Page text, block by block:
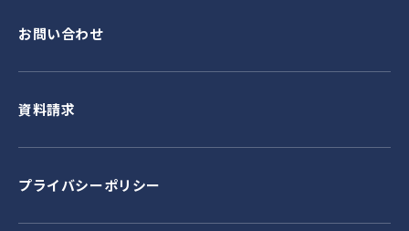
お問い合わせ
資料請求
プライバシーポリシー